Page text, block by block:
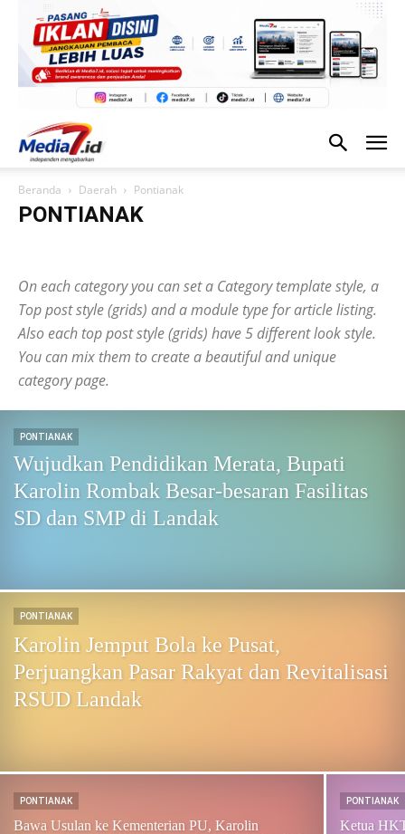
Beranda Daerah Pontianak
PONTIANAK
Sambas
Sanggau Sekadau Singkawang Sintang
On each category you can set a Category template style, a
Top post style (grids) and a module type for article listing.
Also each top post style (grids) have 5 different look style.
You can mix them to create a beautiful and unique
category page.
PONTIANAK
Wujudkan Pendidikan Merata, Bupati
Karolin Rombak Besar-besaran Fasilitas
SD dan SMP di Landak
PONTIANAK
Karolin Jemput Bola ke Pusat,
Perjuangkan Pasar Rakyat dan Revitalisasi
RSUD Landak
PONTIANAK
Bawa Usulan ke Kementerian PU, Karolin
PONTIANAK
Ketua